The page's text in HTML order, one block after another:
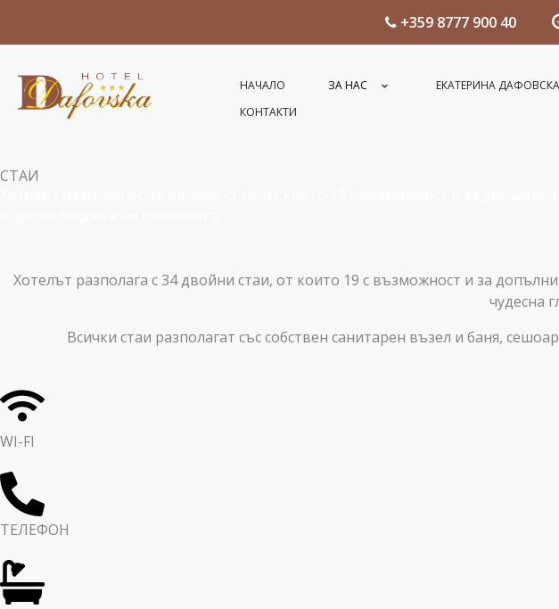
+359 8777 900 40
НАЧАЛО ЗА НАС ЕКАТЕРИНА ДАФОВСКА
КОНТАКТИ
СТАИ
Хотелът разполага с 34 двойни стаи, от които 19 с възможност и за
чудесна
Всички стаи разполагат със собствен санитарен възел и баня,
WI-FI
ТЕЛЕФОН